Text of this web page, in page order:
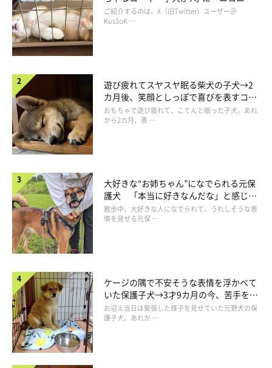
生後4カ月頃の貫太朗くん この頃から垂れ耳だった耳が徐々に立ち耳に
写真提供／＠azurakkyo
飼い主さん：
「また、お迎え当初は臆病な性格ゆえ、パニックを起こすことも
でも、トレーナーさんをつけてトレーニングを頑張り、ゆっくり
少しずつですが、できることが増えていったのです。そんな成長
していく貫太朗の姿に、とても感動したことを覚えています」
コ“コーギースマイル”が魅力のコに成
長！
ご紹介するのは、X（旧Twitter）ユーザー＠
Kus1oK …
遊び疲れてスヤスヤ眠る柴犬の子犬→2
カ月後、笑顔としっぽで喜びを表すコに
成長！
おもちゃで遊び疲れて、こてんと眠った子犬。あれ
から2カ月、表 …
大好きな“お姉ちゃん”になでられる元保
護犬 「本当に好きなんだな」と感じる
表情にほっこり
散歩中、大好きな人になでられて、うれしそうな表
情を見せる元保 …
ケージの隅で不安そうな表情を浮かべて
いた保護子犬→3才9カ月の今、苦手を克
服し頼もしいコに成長！
お迎え当日は緊張した様子を見せていた元野犬の保
護子犬。あれか …